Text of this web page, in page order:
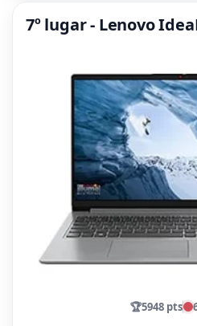
7º lugar - Lenovo
🏆5948 pts